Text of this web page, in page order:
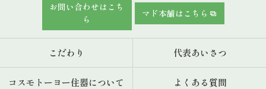
お問い合わせはこち
ら
マド本舗はこちら
こだわり 代表あいさつ
コスモトーヨー住器について よくある質問